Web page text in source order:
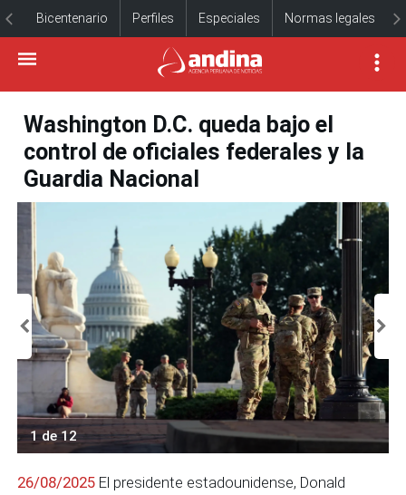
Bicentenario Perfiles Especiales Normas legales
Washington D.C. queda bajo el
control de oficiales federales y la
Guardia Nacional
1 de 12
26/08/2025 El presidente estadounidense, Donald